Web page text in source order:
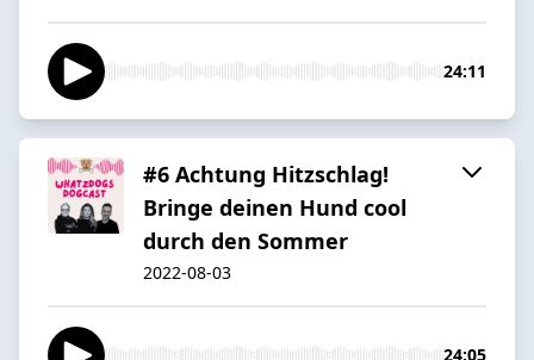
24:11
#6 Achtung Hitzschlag!
Bringe deinen Hund cool
durch den Sommer
2022-08-03
24:05